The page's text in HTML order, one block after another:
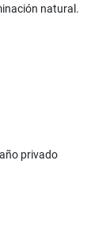
natural.
privado